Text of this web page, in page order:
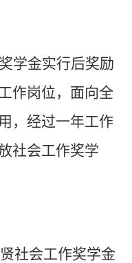
学金实行后奖励
作岗位，面向全
，经过一年工作
社会工作奖学
社会工作奖学金